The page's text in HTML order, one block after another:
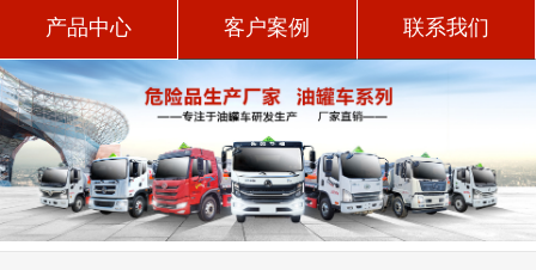
产品中心 客户案例 联系我们